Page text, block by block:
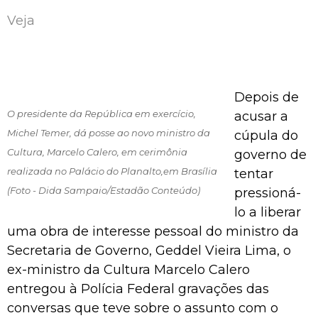
Veja
O presidente da República em exercício,
Michel Temer, dá posse ao novo ministro da
Cultura, Marcelo Calero, em cerimônia
realizada no Palácio do Planalto,em Brasília
(Foto - Dida Sampaio/Estadão Conteúdo)
Depois de
acusar a
cúpula do
governo de
tentar
pressioná-
lo a liberar
uma obra de interesse pessoal do ministro da
Secretaria de Governo, Geddel Vieira Lima, o
ex-ministro da Cultura Marcelo Calero
entregou à Polícia Federal gravações das
conversas que teve sobre o assunto com o